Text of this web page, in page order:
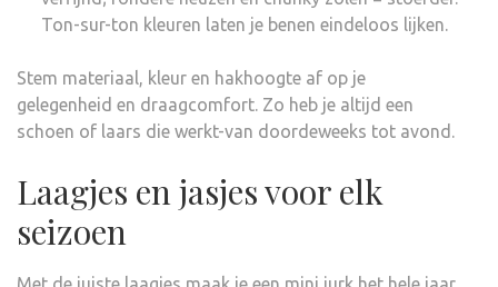
Ton-sur-ton kleuren laten je benen eindeloos lijken.
Stem materiaal, kleur en hakhoogte af op je
gelegenheid en draagcomfort. Zo heb je altijd een
schoen of laars die werkt-van doordeweeks tot avond.
Laagjes en jasjes voor elk
seizoen